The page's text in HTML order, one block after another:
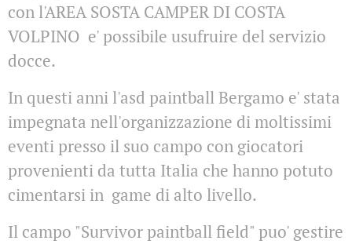
con l'AREA SOSTA CAMPER DI COSTA
VOLPINO e' possibile usufruire del servizio
docce.
In questi anni l'asd paintball Bergamo e' stata
impegnata nell'organizzazione di moltissimi
eventi presso il suo campo con giocatori
provenienti da tutta Italia che hanno potuto
cimentarsi in game di alto livello.
Il campo "Survivor paintball field" puo' gestire